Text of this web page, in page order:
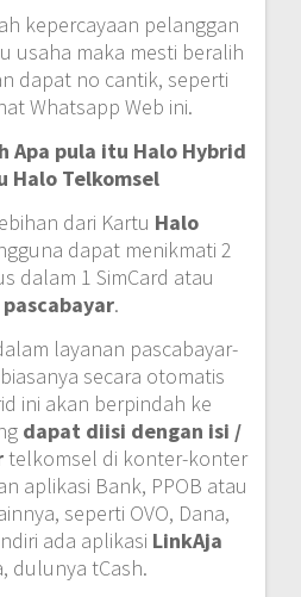
kepercayaan pelanggan
usaha maka mesti beralih
dapat no cantik, seperti
Whatsapp Web ini.
Apa pula itu Halo Hybrid
Halo Telkomsel
dari Kartu Halo
dapat menikmati 2
dalam 1 SimCard atau
pascabayar.
layanan pascabayar-
secara otomatis
ini akan berpindah ke
dapat diisi dengan isi /
telkomsel di konter-konter
aplikasi Bank, PPOB atau
seperti OVO, Dana,
ada aplikasi LinkAja
dulunya tCash.